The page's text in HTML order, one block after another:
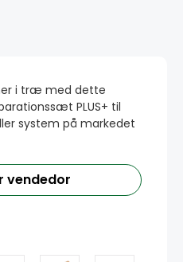
i træ med dette
PLUS+ til
system på markedet
vendedor